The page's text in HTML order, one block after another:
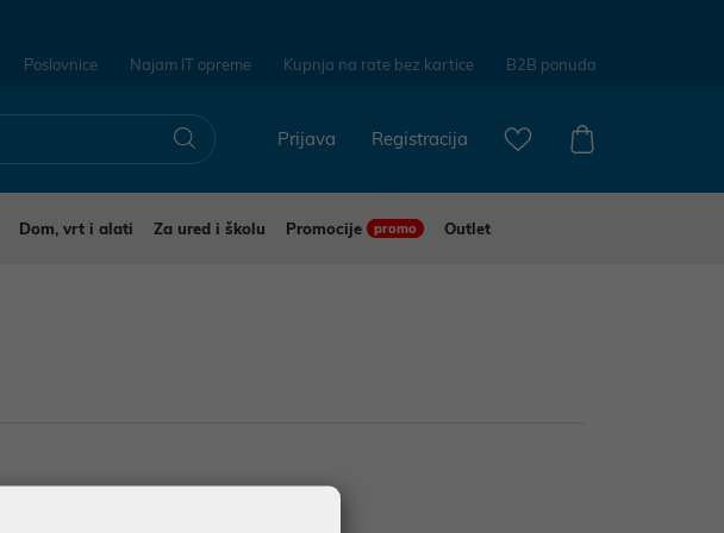
Poslovnice Najam IT opreme Kupnja na rate bez kartice B2B ponuda
Registracija
Prijava
Dom, vrt i alati Za ured i školu Promocije promo
Outlet